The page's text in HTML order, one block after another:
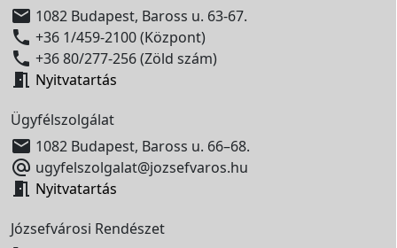
 1082 Budapest, Baross u. 63-67.
 +36 1/459-2100 (Központ)
 +36 80/277-256 (Zöld szám)
 Nyitvatartás
Ügyfélszolgálat
 1082 Budapest, Baross u. 66–68.
 ugyfelszolgalat@jozsefvaros.hu
 Nyitvatartás
Józsefvárosi Rendészet